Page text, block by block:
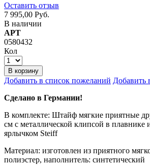
Оставить отзыв
7 995,00 Руб.
В наличии
АРТ
0580432
Кол
В корзину
Добавить в список пожеланий Добавить
Сделано в Германии!
В комплекте: Штайф мягкие приятные
см с металлической клипсой в
ярлычком Steiff
Материал: изготовлен из приятного
полиэстер, наполнитель: синтетический